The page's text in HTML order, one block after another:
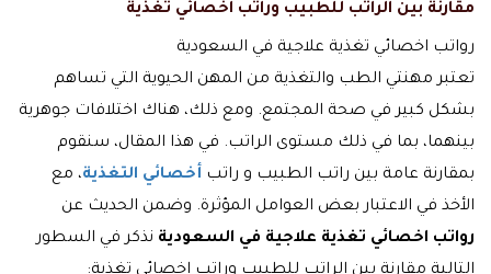
مقارنة بين الراتب للطبيب وراتب اخصائي تغذية
رواتب اخصائي تغذية علاجية في السعودية
تعتبر مهنتي الطب والتغذية من المهن الحيوية التي تساهم
بشكل كبير في صحة المجتمع. ومع ذلك، هناك اختلافات جوهرية
بينهما، بما في ذلك مستوى الراتب. في هذا المقال، سنقوم
بمقارنة عامة بين راتب الطبيب و راتب أخصائي التغذية، مع
الأخذ في الاعتبار بعض العوامل المؤثرة. وضمن الحديث عن
رواتب اخصائي تغذية علاجية في السعودية نذكر في السطور